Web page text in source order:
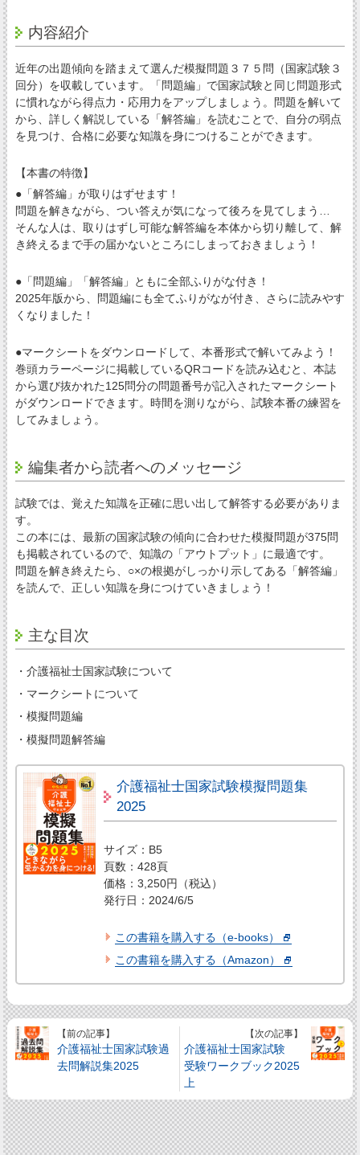
内容紹介
近年の出題傾向を踏まえて選んだ模擬問題３７５問（国家試験３
回分）を収載しています。「問題編」で国家試験と同じ問題形式
に慣れながら得点力・応用力をアップしましょう。問題を解いて
から、詳しく解説している「解答編」を読むことで、自分の弱点
を見つけ、合格に必要な知識を身につけることができます。
【本書の特徴】
●「解答編」が取りはずせます！
問題を解きながら、つい答えが気になって後ろを見てしまう…
そんな人は、取りはずし可能な解答編を本体から切り離して、解
き終えるまで手の届かないところにしまっておきましょう！
●「問題編」「解答編」ともに全部ふりがな付き！
2025年版から、問題編にも全てふりがなが付き、さらに読みやす
くなりました！
●マークシートをダウンロードして、本番形式で解いてみよう！
巻頭カラーページに掲載しているQRコードを読み込むと、本誌
から選び抜かれた125問分の問題番号が記入されたマークシート
がダウンロードできます。時間を測りながら、試験本番の練習を
してみましょう。
編集者から読者へのメッセージ
試験では、覚えた知識を正確に思い出して解答する必要がありま
す。
この本には、最新の国家試験の傾向に合わせた模擬問題が375問
も掲載されているので、知識の「アウトプット」に最適です。
問題を解き終えたら、○×の根拠がしっかり示してある「解答編」
を読んで、正しい知識を身につけていきましょう！
主な目次
・介護福祉士国家試験について
・マークシートについて
・模擬問題編
・模擬問題解答編
介護福祉士国家試験模擬問題集
2025
サイズ：B5
頁数：428頁
価格：3,250円（税込）
発行日：2024/6/5
この書籍を購入する（e-books）
この書籍を購入する（Amazon）
【前の記事】
介護福祉士国家試験過
去問解説集2025
【次の記事】
介護福祉士国家試験
受験ワークブック2025
上